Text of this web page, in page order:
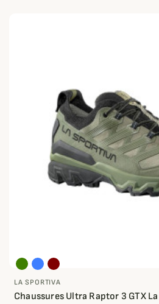
LA SPORTIVA
Chaussures Ultra Raptor 3 GTX